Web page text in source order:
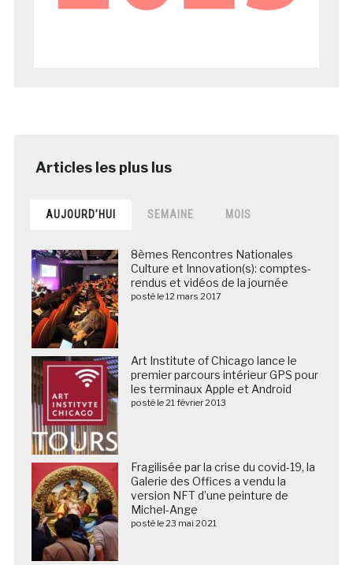
AUJOURD’HUI SEMAINE MOIS
8èmes Rencontres Nationales
Culture et Innovation(s): comptes-
rendus et vidéos de la journée
posté le 12 mars 2017
Art Institute of Chicago lance le
premier parcours intérieur GPS pour
les terminaux Apple et Android
posté le 21 février 2013
Fragilisée par la crise du covid-19, la
Galerie des Offices a vendu la
version NFT d’une peinture de
Michel-Ange
posté le 23 mai 2021